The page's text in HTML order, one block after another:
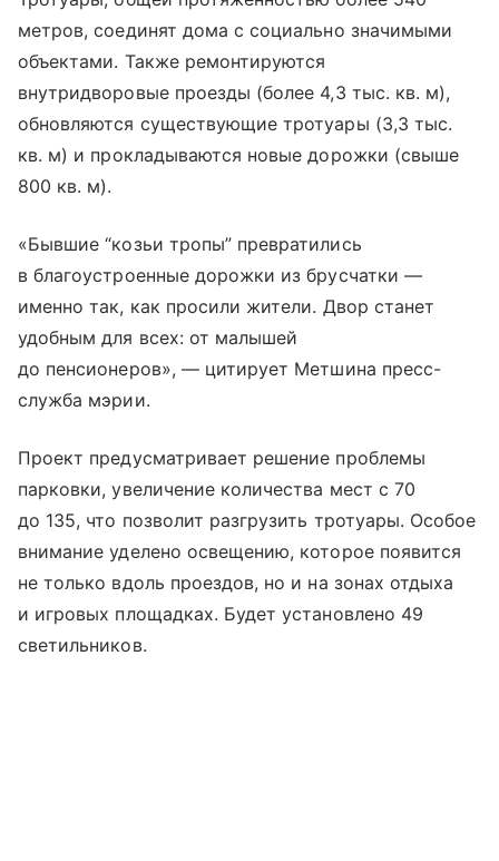
метров, соединят дома с социально значимыми
объектами. Также ремонтируются
внутридворовые проезды (более 4,3 тыс. кв. м),
обновляются существующие тротуары (3,3 тыс.
кв. м) и прокладываются новые дорожки (свыше
800 кв. м).
«Бывшие “козьи тропы” превратились
в благоустроенные дорожки из брусчатки —
именно так, как просили жители. Двор станет
удобным для всех: от малышей
до пенсионеров», — цитирует Метшина пресс-
служба мэрии.
Проект предусматривает решение проблемы
парковки, увеличение количества мест с 70
до 135, что позволит разгрузить тротуары. Особое
внимание уделено освещению, которое появится
не только вдоль проездов, но и на зонах отдыха
и игровых площадках. Будет установлено 49
светильников.